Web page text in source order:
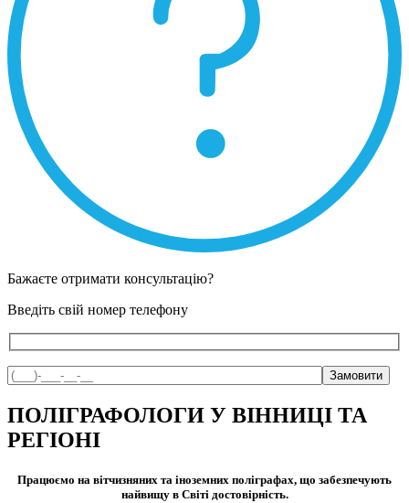
Бажаєте отримати консультацію?
Введіть свій номер телефону
ПОЛІГРАФОЛОГИ У ВІННИЦІ ТА
РЕГІОНІ
Працюємо на вітчизняних та іноземних поліграфах, що забезпечують
найвищу в Світі достовірність.